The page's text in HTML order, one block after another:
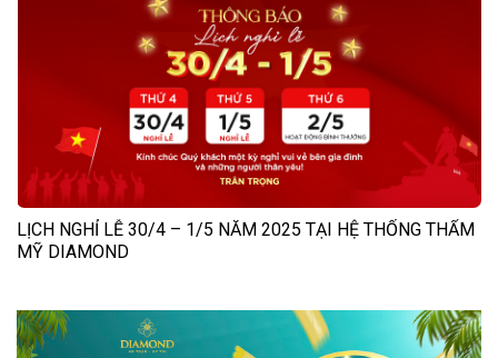
LỊCH NGHỈ LỄ 30/4 – 1/5 NĂM 2025 TẠI HỆ THỐNG THẨM
MỸ DIAMOND